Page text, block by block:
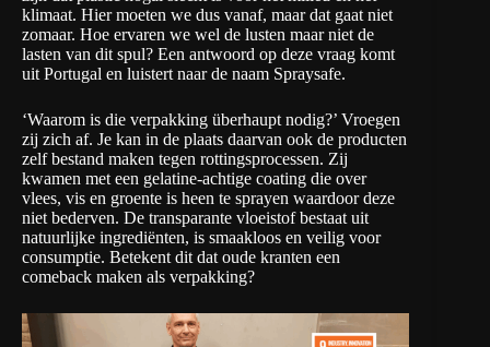
klimaat. Hier moeten we dus vanaf, maar dat gaat niet
zomaar. Hoe ervaren we wel de lusten maar niet de
lasten van dit spul? Een antwoord op deze vraag komt
uit Portugal en luistert naar de naam Spraysafe.
‘Waarom is die verpakking überhaupt nodig?’ Vroegen
zij zich af. Je kan in de plaats daarvan ook de producten
zelf bestand maken tegen rottingsprocessen. Zij
kwamen met een gelatine-achtige coating die over
vlees, vis en groente is heen te sprayen waardoor deze
niet bederven. De transparante vloeistof bestaat uit
natuurlijke ingrediënten, is smaakloos en veilig voor
consumptie. Betekent dit dat oude kranten een
comeback maken als verpakking?